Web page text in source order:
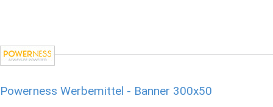
Powerness Werbemittel - Banner 300x50